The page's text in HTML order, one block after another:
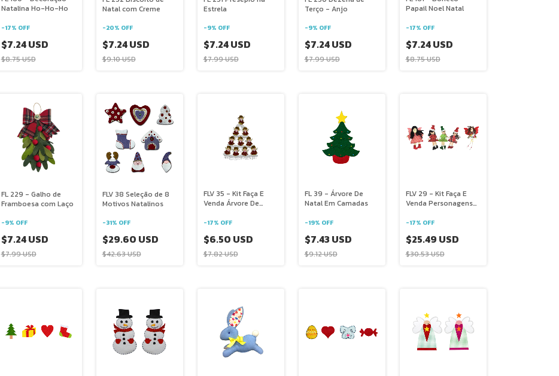
Natalina Ho-Ho-Ho
-17% OFF
$7.24 USD
$8.75 USD
Natal com Creme
-20% OFF
$7.24 USD
$9.10 USD
Estrela
-9% OFF
$7.24 USD
$7.99 USD
Terço - Anjo
-9% OFF
$7.24 USD
$7.99 USD
Papail Noel Natal
-17% OFF
$7.24 USD
$8.75 USD
FL 229 - Galho de
Framboesa com Laço
-9% OFF
$7.24 USD
$7.99 USD
FLV 38 Seleção de 8
Motivos Natalinos
-31% OFF
$29.60 USD
$42.63 USD
FLV 35 - Kit Faça E
Venda Árvore De
-17% OFF
$6.50 USD
$7.82 USD
FL 39 - Árvore De
Natal Em Camadas
-19% OFF
$7.43 USD
$9.12 USD
FLV 29 - Kit Faça E
Venda Personagens
-17% OFF
$25.49 USD
$30.53 USD